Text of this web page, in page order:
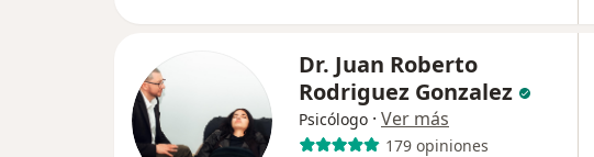
Dr. Juan Roberto
Rodriguez Gonzalez
Psicólogo · Ver más
179 opiniones